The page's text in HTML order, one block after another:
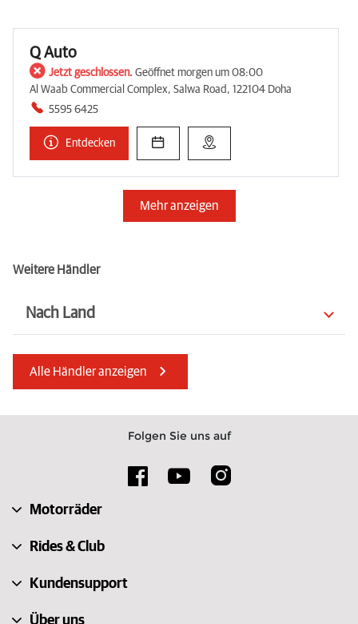
Q Auto
Jetzt geschlossen. Geöffnet morgen um 08:00
Al Waab Commercial Complex, Salwa Road, 122104 Doha
5595 6425
Entdecken
Mehr anzeigen
Weitere Händler
Nach Land
Australien
Estland
Kroatien
Alle Händler anzeigen
Folgen Sie uns auf
Motorräder
Rides & Club
Kundensupport
Über uns